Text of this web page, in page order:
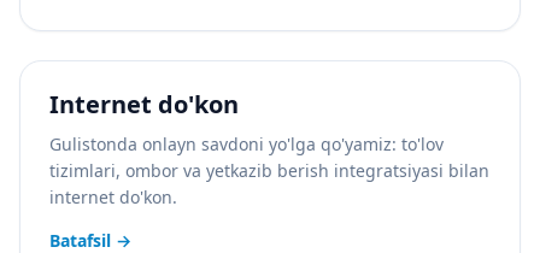
Internet do'kon
Gulistonda onlayn savdoni yo'lga qo'yamiz: to'lov
tizimlari, ombor va yetkazib berish integratsiyasi bilan
internet do'kon.
Batafsil →